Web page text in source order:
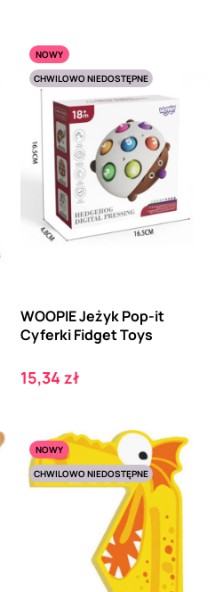
NOWY
CHWILOWO NIEDOSTĘPNE
WOOPIE Jeżyk Pop-it
Cyferki Fidget Toys
Cena
15,34 zł
NOWY
CHWILOWO NIEDOSTĘPNE